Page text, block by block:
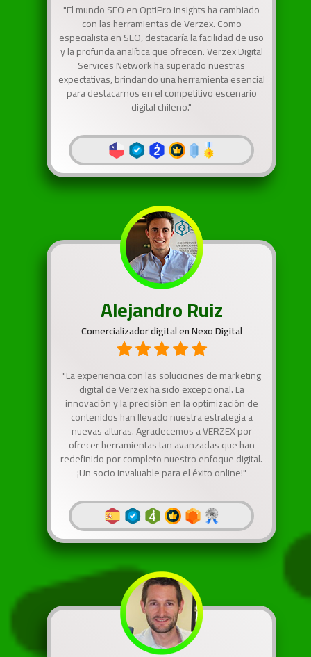
"El mundo SEO en OptiPro Insights ha cambiado
con las herramientas de Verzex. Como
especialista en SEO, destacaría la facilidad de uso
y la profunda analítica que ofrecen. Verzex Digital
Services Network ha superado nuestras
expectativas, brindando una herramienta esencial
para destacarnos en el competitivo escenario
digital chileno."
Alejandro Ruiz
Comercializador digital en Nexo Digital
"La experiencia con las soluciones de marketing
digital de Verzex ha sido excepcional. La
innovación y la precisión en la optimización de
contenidos han llevado nuestra estrategia a
nuevas alturas. Agradecemos a VERZEX por
ofrecer herramientas tan avanzadas que han
redefinido por completo nuestro enfoque digital.
¡Un socio invaluable para el éxito online!"